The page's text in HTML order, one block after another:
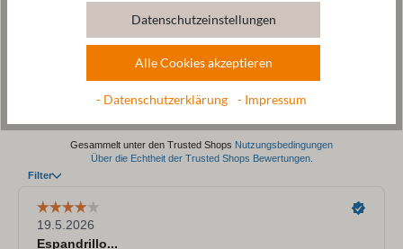
Datenschutzeinstellungen
Alle Cookies akzeptieren
- Datenschutzerklärung - Impressum